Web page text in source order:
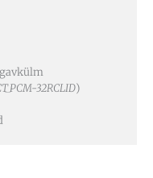
32RCLID)